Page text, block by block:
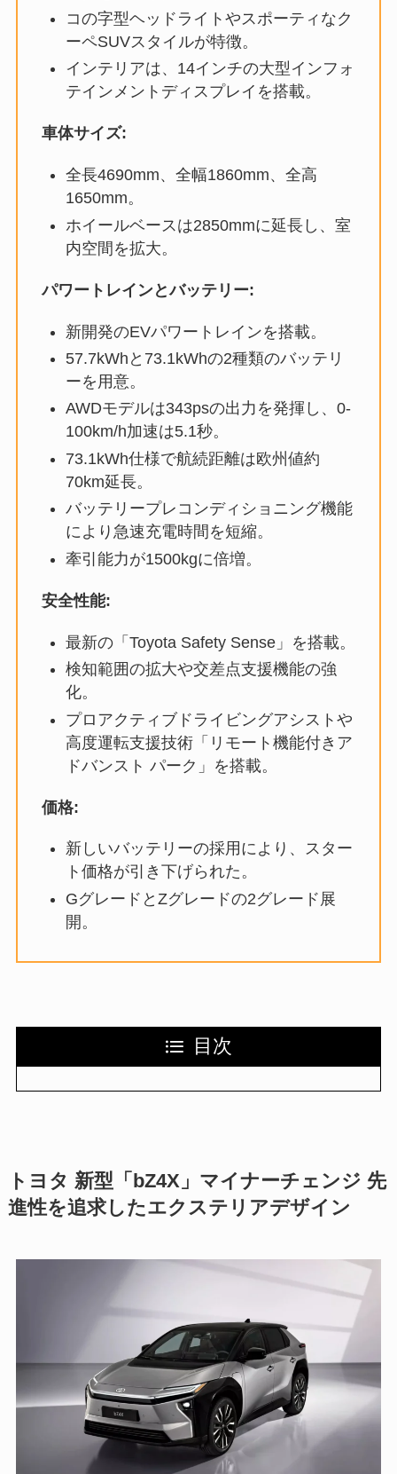
コの字型ヘッドライトやスポーティなク
ーペSUVスタイルが特徴。
インテリアは、14インチの大型インフォ
テインメントディスプレイを搭載。
車体サイズ:
全長4690mm、全幅1860mm、全高
1650mm。
ホイールベースは2850mmに延長し、室
内空間を拡大。
パワートレインとバッテリー:
新開発のEVパワートレインを搭載。
57.7kWhと73.1kWhの2種類のバッテリ
ーを用意。
AWDモデルは343psの出力を発揮し、0-
100km/h加速は5.1秒。
73.1kWh仕様で航続距離は欧州値約
70km延長。
バッテリープレコンディショニング機能
により急速充電時間を短縮。
牽引能力が1500kgに倍増。
安全性能:
最新の「Toyota Safety Sense」を搭載。
検知範囲の拡大や交差点支援機能の強
化。
プロアクティブドライビングアシストや
高度運転支援技術「リモート機能付きア
ドバンスト パーク」を搭載。
価格:
新しいバッテリーの採用により、スター
ト価格が引き下げられた。
GグレードとZグレードの2グレード展
開。
目次
トヨタ 新型「bZ4X」マイナーチェンジ 先
進性を追求したエクステリアデザイン